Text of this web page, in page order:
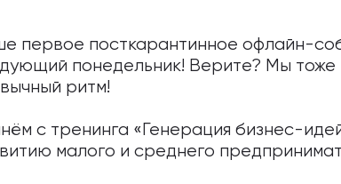
первое посткарантинное офлайн-
понедельник! Верите? Мы
ритм!
с тренинга «Генерация бизнес-
малого и среднего